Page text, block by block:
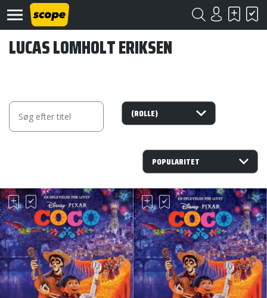
Om
©
Scope
2020
LUCAS LOMHOLT ERIKSEN